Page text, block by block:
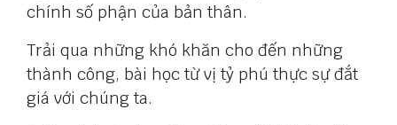
chính số phận của bản thân.
Trải qua những khó khăn cho đến những
thành công, bài học từ vị tỷ phú thực sự đắt
giá với chúng ta.